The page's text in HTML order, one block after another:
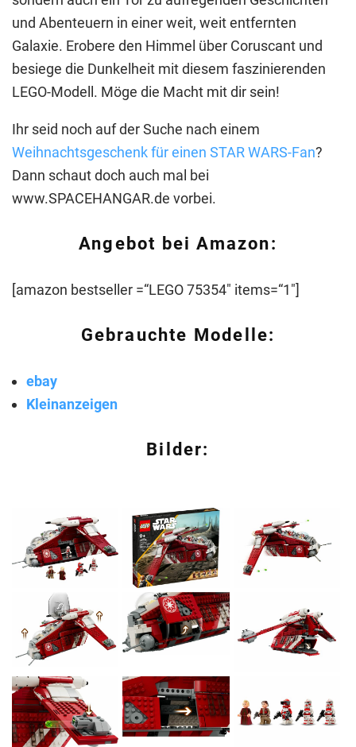
und Abenteuern in einer weit, weit entfernten
Galaxie. Erobere den Himmel über Coruscant und
besiege die Dunkelheit mit diesem faszinierenden
LEGO-Modell. Möge die Macht mit dir sein!
Ihr seid noch auf der Suche nach einem
Weihnachtsgeschenk für einen STAR WARS-Fan?
Dann schaut doch auch mal bei
www.SPACEHANGAR.de vorbei.
Angebot bei Amazon:
[amazon bestseller =“LEGO 75354″ items=“1″]
Gebrauchte Modelle:
ebay
Kleinanzeigen
Bilder: